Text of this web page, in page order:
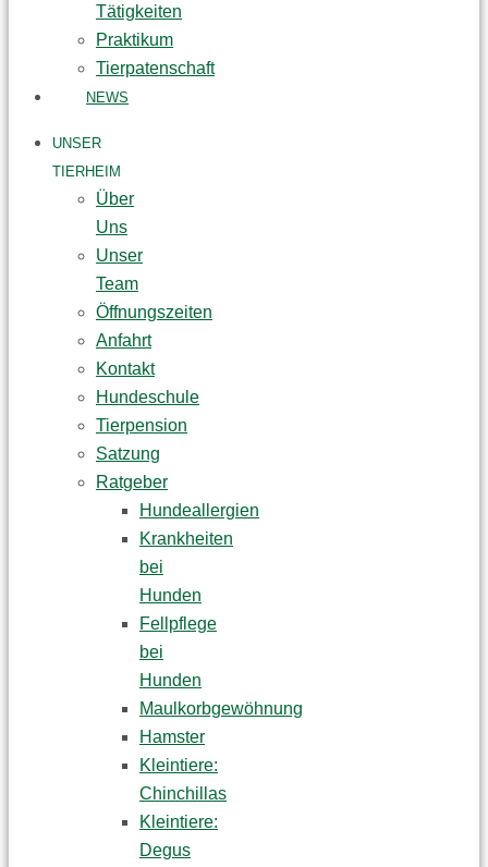
Tätigkeiten
Praktikum
Tierpatenschaft
NEWS
UNSER
TIERHEIM
Über
Uns
Unser
Team
Öffnungszeiten
Anfahrt
Kontakt
Hundeschule
Tierpension
Satzung
Ratgeber
Hundeallergien
Krankheiten
bei
Hunden
Fellpflege
bei
Hunden
Maulkorbgewöhnung
Hamster
Kleintiere:
Chinchillas
Kleintiere:
Degus